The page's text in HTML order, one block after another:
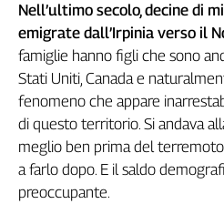
il
sangue
della
ragione
anni
Cgil
Collettiva
Academy
Nell’ultimo secolo, decine di
emigrate dall’Irpinia verso il
famiglie hanno figli che sono
Stati Uniti, Canada e
fenomeno che appare
di questo territorio. Si andava
meglio ben prima del
a farlo dopo. E il saldo
preoccupante.